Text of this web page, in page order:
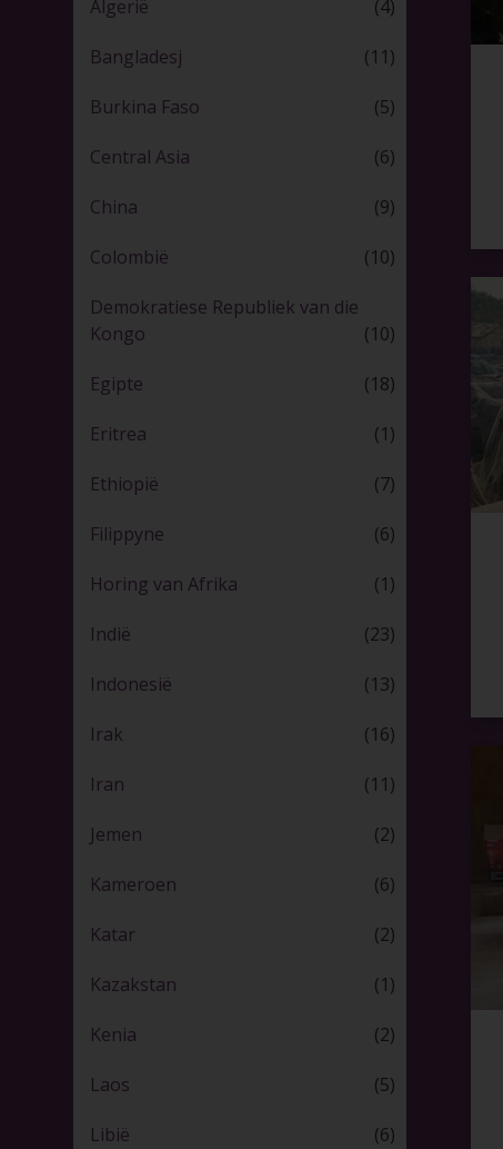
Algerië (4)
Bangladesj (11)
Burkina Faso (5)
Central Asia (6)
China (9)
Colombië (10)
Demokratiese Republiek van die
Kongo
(10)
Egipte (18)
Eritrea (1)
Ethiopië (7)
Filippyne (6)
Horing van Afrika (1)
Indië (23)
Indonesië (13)
Irak (16)
Iran (11)
Jemen (2)
Kameroen (6)
Katar (2)
Kazakstan (1)
Kenia (2)
Laos (5)
Libië (6)